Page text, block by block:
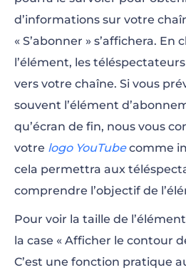
d’informations sur votre
« S’abonner » s’affichera. En
l’élément, les
vers votre chaîne. Si vous
souvent l’élément
qu’écran de fin, nous vous
votre logo YouTubecomme
cela permettra aux
comprendre l’objectif de
Pour voir la taille de
la case « Afficher le contour
C’est une fonction pratique